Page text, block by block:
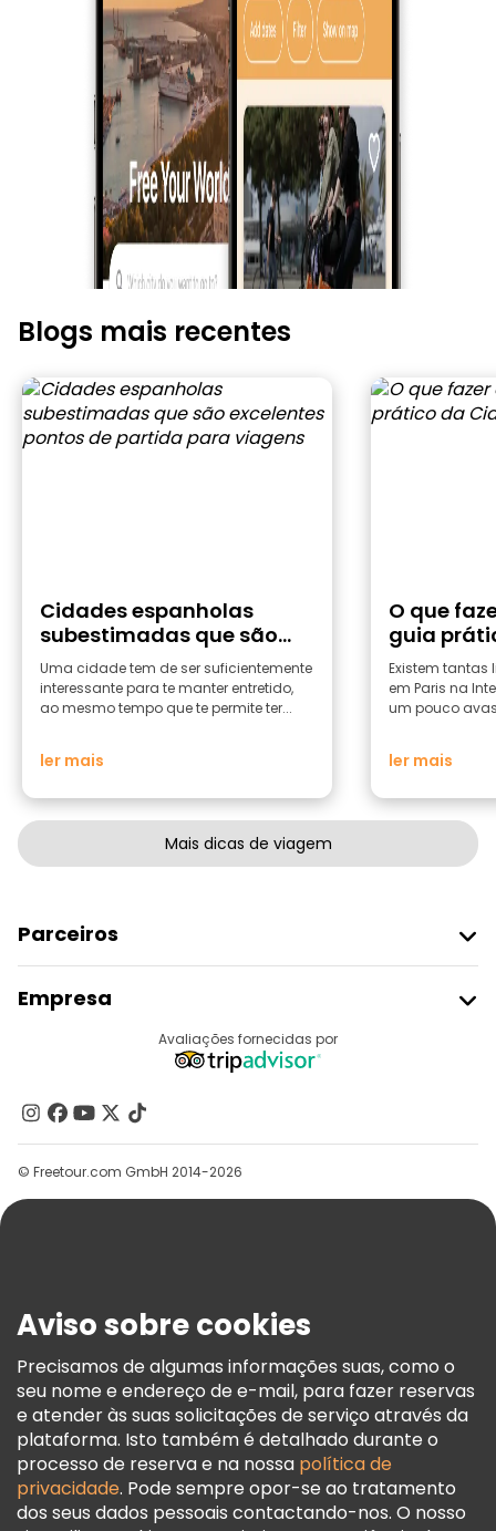
Blogs mais recentes
Cidades espanholas
subestimadas que são
excelentes pontos de
partida para viagens
Uma cidade tem de ser suficientemente
interessante para te manter entretido,
ao mesmo tempo que te permite ter...
ler mais
O que
guia
Luz
Existem tantas
em Paris na
um pouco
ler mais
Mais dicas de viagem
Parceiros
Registo Do Fornecedor
Programa De Afiliados
Empresa
Contacte-Nos
Grupos
Ajuda
Termos E Informações Legais
Política De Cookies
Freetour Prémios
Programa De Fidelidade
Avaliações fornecidas por
© Freetour.com GmbH 2014-2026
Aviso sobre cookies
Precisamos de algumas informações suas, como o
seu nome e endereço de e-mail, para fazer reservas
e atender às suas solicitações de serviço através da
plataforma. Isto também é detalhado durante o
processo de reserva e na nossa política de
privacidade. Pode sempre opor-se ao tratamento
dos seus dados pessoais contactando-nos. O nosso